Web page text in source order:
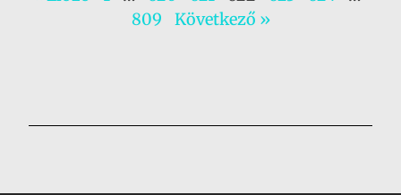
809
Következő »